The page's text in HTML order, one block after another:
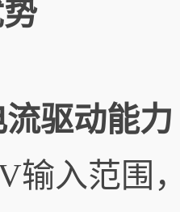
驱动能力
输入范围